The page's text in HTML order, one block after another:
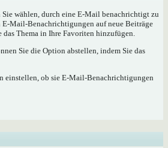
Sie wählen, durch eine E-Mail benachrichtigt zu
E-Mail-Benachrichtigungen auf neue Beiträge
das Thema in Ihre Favoriten hinzufügen.
Sie die Option abstellen, indem Sie das
einstellen, ob sie E-Mail-Benachrichtigungen